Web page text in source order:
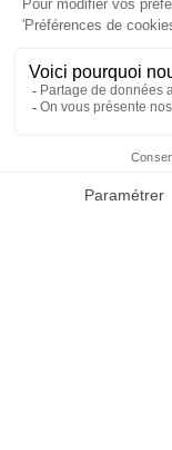
Standard
Dépôt
7h00-12h30 /